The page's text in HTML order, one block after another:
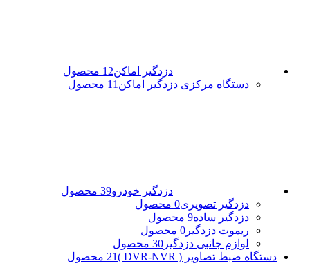
دزدگیر اماکن12 محصول
دستگاه مرکزی دزدگیر اماکن 11 محصول
دزدگیر خودرو39 محصول
دزدگیر تصویری0 محصول
دزدگیر ساده9 محصول
ریموت دزدگیر 0 محصول
لوازم جانبی دزدگیر 30 محصول
دستگاه ضبط تصاویر ( DVR-NVR )
21 محصول